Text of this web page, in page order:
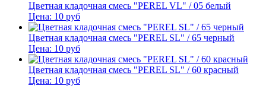
Цветная кладочная смесь "PEREL VL" / 05 белый
Цена: 10 руб
Цветная кладочная смесь "PEREL SL" / 65 черный
Цена: 10 руб
Цветная кладочная смесь "PEREL SL" / 60 красный
Цена: 10 руб